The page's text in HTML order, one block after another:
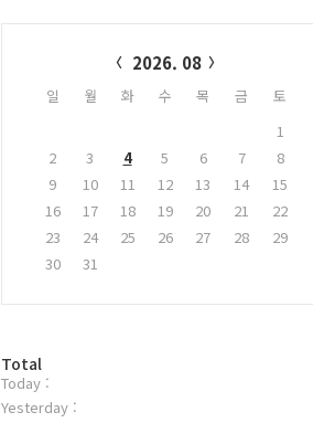
2026. 08
일 월 화 수 목 금
토
1
2
3 4 5 6 7
8
9
10 11 12 13 14
15
16
17 18 19 20 21
22
23
24 25 26 27 28
29
30
31
방
문
자
Total
Today :
Yesterday :